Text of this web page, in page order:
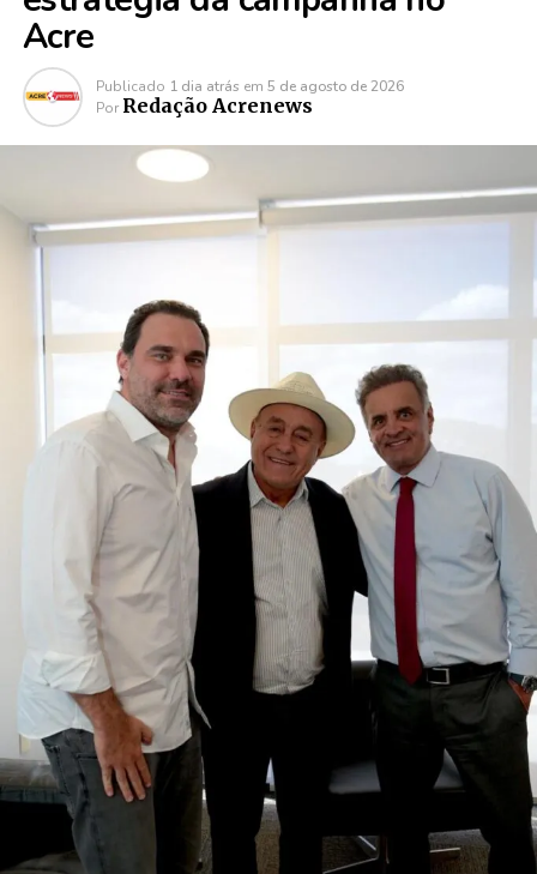
Acre
Publicado 1 dia atrás em 5 de agosto de 2026
Por Redação Acrenews